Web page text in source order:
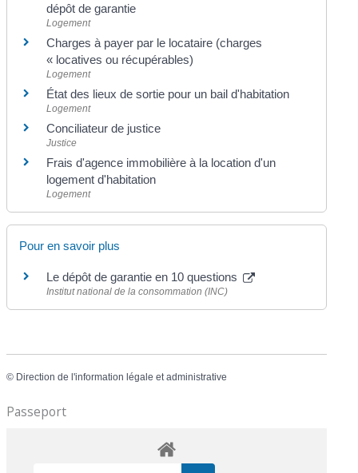
dépôt de garantie
Logement
Charges à payer par le locataire (charges
« locatives ou récupérables)
Logement
État des lieux de sortie pour un bail d'habitation
Logement
Conciliateur de justice
Justice
Frais d'agence immobilière à la location d'un
logement d'habitation
Logement
Pour en savoir plus
Le dépôt de garantie en 10 questions
Institut national de la consommation (INC)
© Direction de l'information légale et administrative
Passeport